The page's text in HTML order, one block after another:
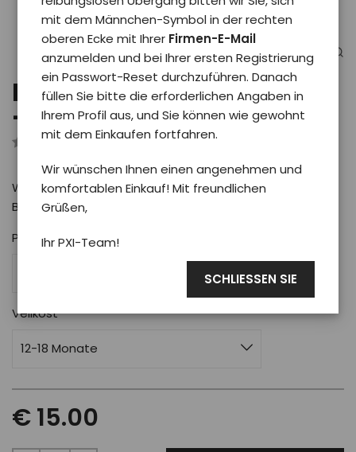
mit dem Männchen-Symbol in der rechten
oberen Ecke mit Ihrer Firmen-E-Mail
anzumelden und bei Ihrer ersten Registrierung
ein Passwort-Reset durchzuführen. Danach
füllen Sie bitte die erforderlichen Angaben in
Ihrem Profil aus, und Sie können wie gewohnt
mit dem Einkaufen fortfahren.
Wir wünschen Ihnen einen angenehmen und
komfortablen Einkauf! Mit freundlichen
Grüßen,
Ihr PXI-Team!
SCHLIESSEN SIE
Kinderbody PXI BALOON
- kid/rosa 12-18
Weicher und bequemer Baby-Body mit Phoenix-Motiv
BALOON
Pro koho
Velikost
12-18 Monate
€ 15.00